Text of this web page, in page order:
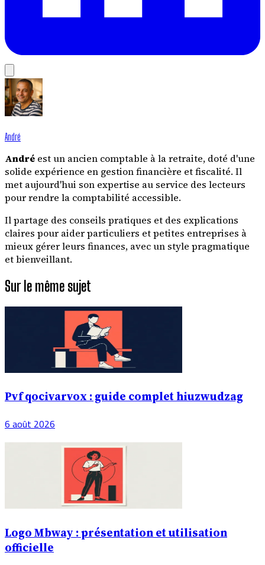
André
André est un ancien comptable à la retraite, doté d'une
solide expérience en gestion financière et fiscalité. Il
met aujourd'hui son expertise au service des lecteurs
pour rendre la comptabilité accessible.
Il partage des conseils pratiques et des explications
claires pour aider particuliers et petites entreprises à
mieux gérer leurs finances, avec un style pragmatique
et bienveillant.
Sur le même sujet
Pvf qocivarvox : guide complet hiuzwudzag
6 août 2026
Logo Mbway : présentation et utilisation
officielle